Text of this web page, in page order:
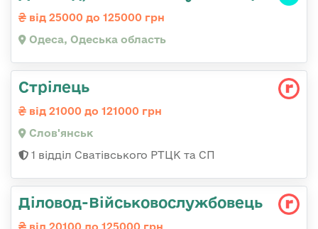
від 25000 до 125000 грн
Одеса, Одеська область
Стрілець
від 21000 до 121000 грн
Слов'янськ
1 відділ Сватівського РТЦК та СП
Діловод-Військовослужбовець